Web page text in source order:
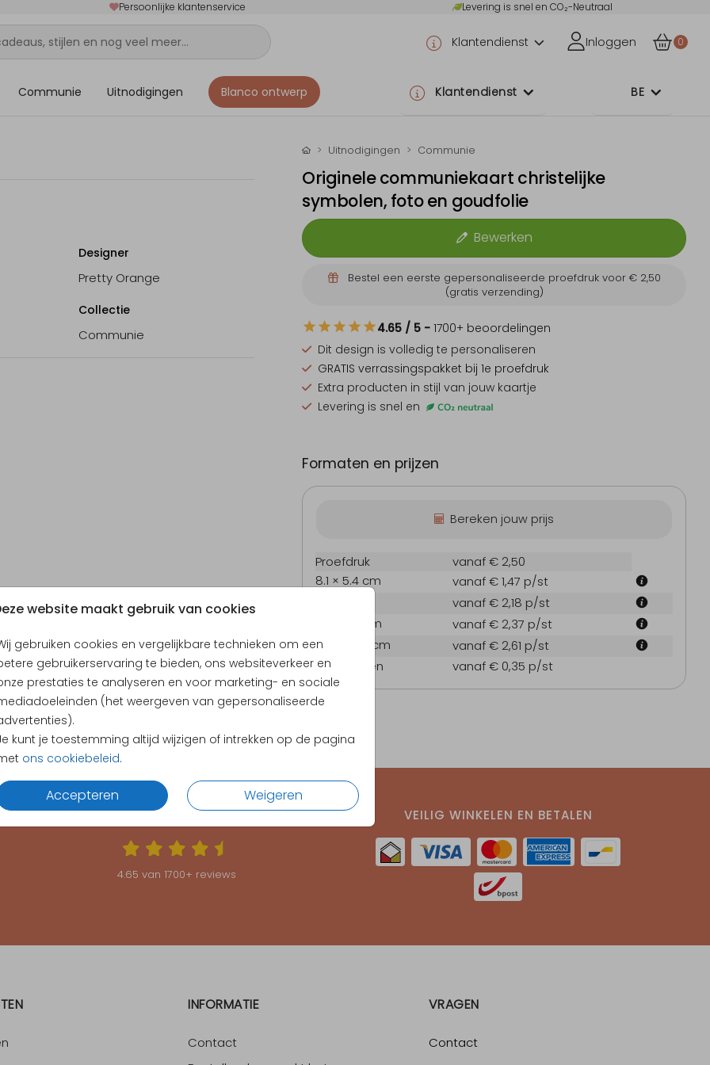
Persoonlijke klantenservice Levering is snel en CO₂-Neutraal
Klantendienst Inloggen 0
Communie Uitnodigingen Blanco ontwerp Klantendienst BE
website maakt gebruik van cookies
gebruiken cookies en vergelijkbare technieken om een
gebruikerservaring te bieden, ons websiteverkeer en
prestaties te analyseren en voor marketing- en sociale
(het weergeven van gepersonaliseerde
kunt je toestemming altijd wijzigen of intrekken op de pagina
ons cookiebeleid.
Accepteren Weigeren
Designer
Pretty Orange
Collectie
Communie
Uitnodigingen Communie
Originele communiekaart christelijke
symbolen, foto en goudfolie
Bewerken
Bestel een eerste gepersonaliseerde proefdruk voor € 2,50
(gratis verzending)
4.65 / 5 - 1700+ beoordelingen
Dit design is volledig te personaliseren
GRATIS verrassingspakket bij 1e proefdruk
Extra producten in stijl van jouw kaartje
Levering is snel en
Formaten en prijzen
Bereken jouw prijs
Proefdruk
vanaf € 2,50
8.1 × 5.4 cm
vanaf € 1,47 p/st
vanaf € 2,18 p/st
17.1 × 11.4 cm
vanaf € 2,37 p/st
21.6 × 14.4 cm
vanaf € 2,61 p/st
Enveloppen
vanaf € 0,35 p/st
KLANTEN BEOORDELEN ONS MET EEN4.65
4.65 van 1700+ reviews
VEILIG WINKELEN EN BETALEN
INFORMATIE
Contact
VRAGEN
Contact